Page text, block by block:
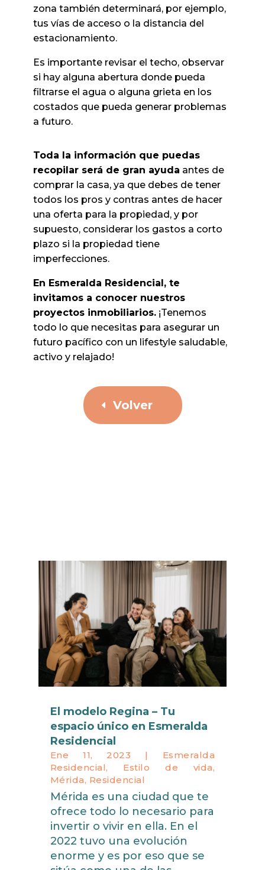
zona también determinará, por ejemplo,
tus vías de acceso o la distancia del
estacionamiento.
Es importante revisar el techo, observar
si hay alguna abertura donde pueda
filtrarse el agua o alguna grieta en los
costados que pueda generar problemas
a futuro.
Toda la información que puedas
recopilar será de gran ayuda antes de
comprar la casa, ya que debes de tener
todos los pros y contras antes de hacer
una oferta para la propiedad, y por
supuesto, considerar los gastos a corto
plazo si la propiedad tiene
imperfecciones.
En Esmeralda Residencial, te
invitamos a conocer nuestros
proyectos inmobiliarios. ¡Tenemos
todo lo que necesitas para asegurar un
futuro pacífico con un lifestyle saludable,
activo y relajado!
Volver
El modelo Regina – Tu
espacio único en Esmeralda
Residencial
Ene 11, 2023 | Esmeralda
Residencial, Estilo de vida,
Mérida, Residencial
Mérida es una ciudad que te
ofrece todo lo necesario para
invertir o vivir en ella. En el
2022 tuvo una evolución
enorme y es por eso que se